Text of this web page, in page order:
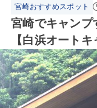
宮崎おすすめスポット
宮崎でキャンプ
【白浜オートキ